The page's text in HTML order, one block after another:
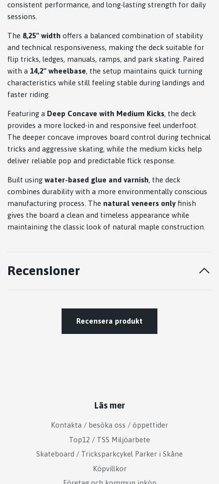
consistent performance, and long-lasting strength for daily
sessions.
The 8,25'' width offers a balanced combination of stability
and technical responsiveness, making the deck suitable for
flip tricks, ledges, manuals, ramps, and park skating. Paired
with a 14,2'' wheelbase, the setup maintains quick turning
characteristics while still feeling stable during landings and
faster riding.
Featuring a Deep Concave with Medium Kicks, the deck
provides a more locked-in and responsive feel underfoot.
The deeper concave improves board control during technical
tricks and aggressive skating, while the medium kicks help
deliver reliable pop and predictable flick response.
Built using water-based glue and varnish, the deck
combines durability with a more environmentally conscious
manufacturing process. The natural veneers only finish
gives the board a clean and timeless appearance while
maintaining the classic look of natural maple construction.
Recensioner
Recensera produkt
Läs mer
Kontakta / besöka oss / öppettider
Top12 / TSS Miljöarbete
Skateboard / Tricksparkcykel Parker i Skåne
Köpvillkor